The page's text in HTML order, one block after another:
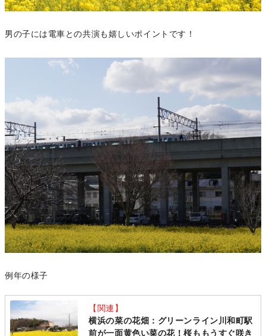
男の子には電車との共演も嬉しいポイントです！
例年の様子
【関連】
横浜の菜の花畑：グリーンライン川和町駅
前が一面黄色い菜の花！桜ももうすぐ咲き